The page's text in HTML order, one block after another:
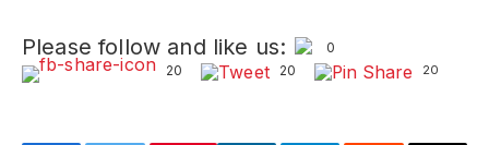
Please follow and like us:
0
20
20 20